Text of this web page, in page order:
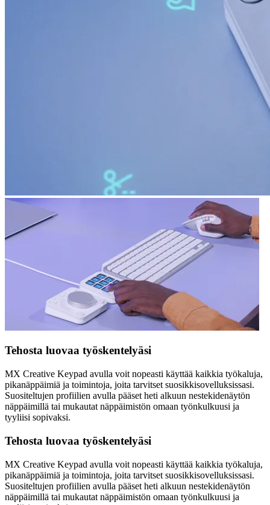
Tehosta luovaa työskentelyäsi
MX Creative Keypad avulla voit nopeasti käyttää kaikkia työkaluja,
pikanäppäimiä ja toimintoja, joita tarvitset suosikkisovelluksissasi.
Suositeltujen profiilien avulla pääset heti alkuun nestekidenäytön
näppäimillä tai mukautat näppäimistön omaan työnkulkuusi ja
tyyliisi sopivaksi.
Tehosta luovaa työskentelyäsi
MX Creative Keypad avulla voit nopeasti käyttää kaikkia työkaluja,
pikanäppäimiä ja toimintoja, joita tarvitset suosikkisovelluksissasi.
Suositeltujen profiilien avulla pääset heti alkuun nestekidenäytön
näppäimillä tai mukautat näppäimistön omaan työnkulkuusi ja